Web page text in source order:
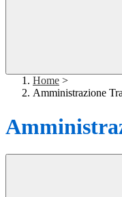
Home >
Amministrazione